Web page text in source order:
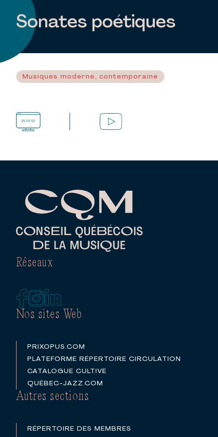
Sonates poétiques
Musiques moderne, contemporaine
Nos sites Web
PRIXOPUS.COM
PLATEFORME RÉPERTOIRE CIRCULATION
CATALOGUE CULTIVE
QUÉBEC-JAZZ.COM
Autres sections
RÉPERTOIRE DES MEMBRES
Réseaux